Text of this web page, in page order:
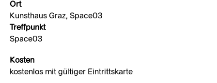
Ort
Kunsthaus Graz, Space03
Treffpunkt
Space03
Kosten
kostenlos mit gültiger Eintrittskarte